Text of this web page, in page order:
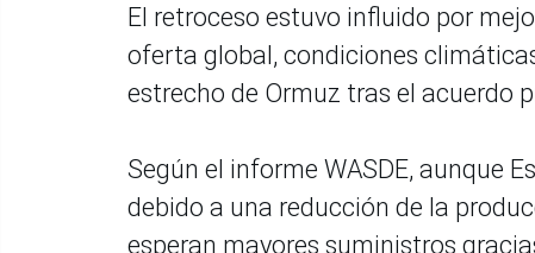
El retroceso estuvo influido por
oferta global, condiciones
estrecho de Ormuz tras el acuerdo
Según el informe WASDE, aunque
debido a una reducción de la
esperan mayores suministros